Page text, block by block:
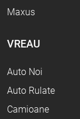
Maxus
VREAU
Auto Noi
Auto Rulate
Camioane